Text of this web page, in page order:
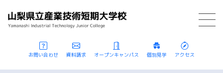
お問い合わせ 資料請求 オープンキャンパス 個別見学 アクセス